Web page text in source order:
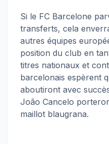
Si le FC Barcelone
transferts, cela
autres équipes
position du club en
titres nationaux et
barcelonais espèrent
aboutiront avec
João Cancelo
maillot blaugrana.